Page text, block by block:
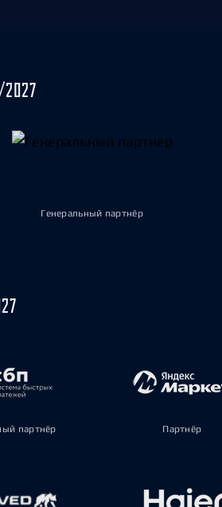
Генеральный партнёр
партнёр Партнёр